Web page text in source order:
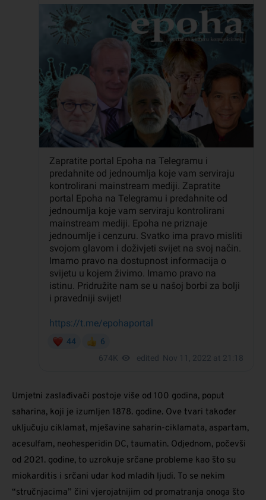
Umjetni zaslađivači postoje više od 100 godina, poput
saharina, koji je izumljen 1878. godine. Ove tvari također
uključuju ciklamat, mješavine saharin-ciklamata, aspartam,
acesulfam, neohesperidin DC, taumatin. Odjednom, počevši
od 2021. godine, to uzrokuje srčane probleme kao što su
miokarditis i srčani udar kod mladih ljudi. To se nekim
“stručnjacima” čini vjerojatnijim od promatranja onoga što